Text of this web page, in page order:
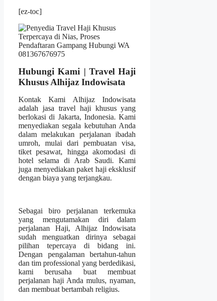
[ez-toc]
Hubungi Kami | Travel Haji
Khusus Alhijaz Indowisata
Kontak Kami Alhijaz Indowisata
adalah jasa travel haji khusus yang
berlokasi di Jakarta, Indonesia. Kami
menyediakan segala kebutuhan Anda
dalam melakukan perjalanan ibadah
umroh, mulai dari pembuatan visa,
tiket pesawat, hingga akomodasi di
hotel selama di Arab Saudi. Kami
juga menyediakan paket haji eksklusif
dengan biaya yang terjangkau.
Sebagai biro perjalanan terkemuka
yang mengutamakan diri dalam
perjalanan Haji, Alhijaz Indowisata
sudah menguatkan dirinya sebagai
pilihan tepercaya di bidang ini.
Dengan pengalaman bertahun-tahun
dan tim professional yang berdedikasi,
kami berusaha buat membuat
perjalanan haji Anda mulus, nyaman,
dan membuat bertambah religius.